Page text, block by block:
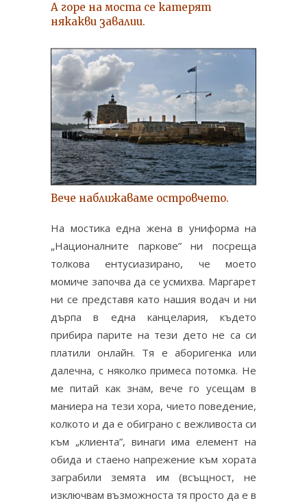
А горе на моста се катерят
някакви завалии.
Вече наближаваме островчето.
На мостика една жена в униформа на
„Националните паркове” ни посреща
толкова ентусиазирано, че моето
момиче започва да се усмихва. Маргарет
ни се представя като нашия водач и ни
дърпа в една канцелария, където
прибира парите на тези дето не са си
платили онлайн. Тя е аборигенка или
далечна, с няколко примеса потомка. Не
ме питай как знам, вече го усещам в
маниера на тези хора, чието поведение,
колкото и да е обиграно с вежливоста си
към „клиента”, винаги има елемент на
обида и стаено напрежение към хората
заграбили земята им (всъщност, не
изключвам възможноста тя просто да е в